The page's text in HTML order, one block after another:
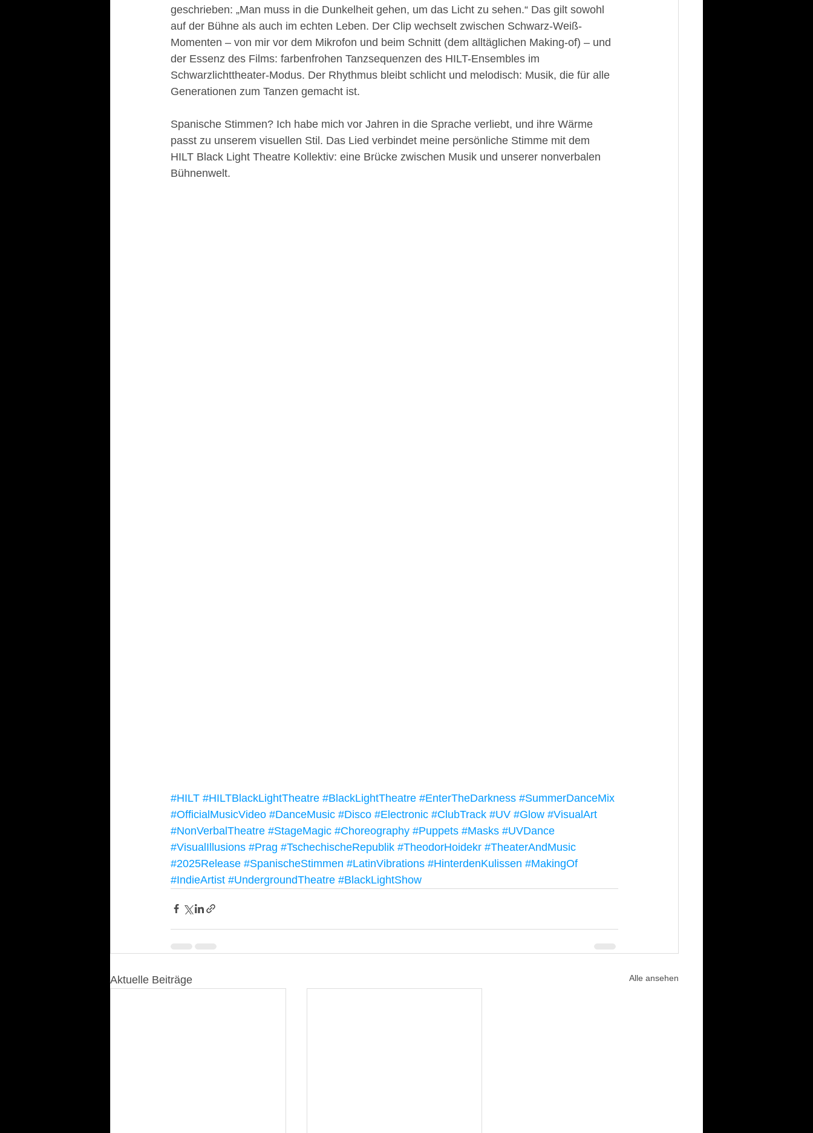
geschrieben: „Man muss in die Dunkelheit gehen, um das Licht zu sehen.“ Das gilt sowohl
auf der Bühne als auch im echten Leben. Der Clip wechselt zwischen Schwarz-Weiß-
Momenten – von mir vor dem Mikrofon und beim Schnitt (dem alltäglichen Making-of) – und
der Essenz des Films: farbenfrohen Tanzsequenzen des HILT-Ensembles im
Schwarzlichttheater-Modus. Der Rhythmus bleibt schlicht und melodisch: Musik, die für alle
Generationen zum Tanzen gemacht ist.
Spanische Stimmen? Ich habe mich vor Jahren in die Sprache verliebt, und ihre Wärme
passt zu unserem visuellen Stil. Das Lied verbindet meine persönliche Stimme mit dem
HILT Black Light Theatre Kollektiv: eine Brücke zwischen Musik und unserer nonverbalen
Bühnenwelt.
#HILT #HILTBlackLightTheatre #BlackLightTheatre #EnterTheDarkness #SummerDanceMix
#OfficialMusicVideo #DanceMusic #Disco #Electronic #ClubTrack #UV #Glow #VisualArt
#NonVerbalTheatre #StageMagic #Choreography #Puppets #Masks #UVDance
#VisualIllusions #Prag #TschechischeRepublik #TheodorHoidekr #TheaterAndMusic
#2025Release #SpanischeStimmen #LatinVibrations #HinterdenKulissen #MakingOf
#IndieArtist #UndergroundTheatre #BlackLightShow
Aktuelle Beiträge Alle ansehen